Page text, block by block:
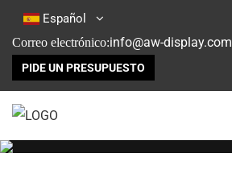
Español
Correo electrónico:info@aw-display.com
PIDE UN PRESUPUESTO